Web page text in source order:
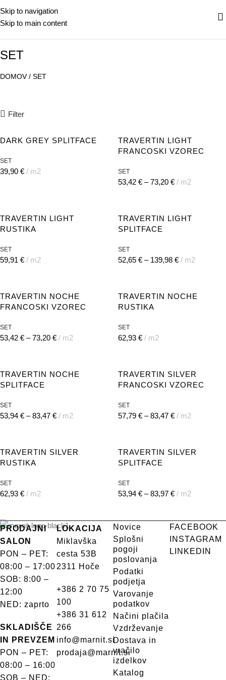
Skip to navigation
Skip to main content
SET
DOMOV/ SET
Filter
DARK GREY SPLITFACE
39,90 € m2
SET
TRAVERTIN LIGHT
FRANCOSKI VZOREC
53,42 € – 73,20 € m2
SET
TRAVERTIN LIGHT
RUSTIKA
59,91 € m2
SET
TRAVERTIN LIGHT
SPLITFACE
52,65 € – 139,98 € m2
SET
TRAVERTIN NOCHE
FRANCOSKI VZOREC
53,42 € – 73,20 € m2
SET
TRAVERTIN NOCHE
RUSTIKA
62,93 € m2
SET
TRAVERTIN NOCHE
SPLITFACE
53,94 € – 83,47 € m2
SET
TRAVERTIN SILVER
FRANCOSKI VZOREC
57,79 € – 83,47 € m2
SET
TRAVERTIN SILVER
RUSTIKA
62,93 € m2
SET
TRAVERTIN SILVER
SPLITFACE
53,94 € – 83,97 € m2
SET
PRODAJNI
SALON
PON – PET:
08:00 – 17:00
SOB: 8:00 –
12:00
NED: zaprto
SKLADIŠČE
IN PREVZEM
PON – PET:
08:00 – 16:00
SOB – NED:
LOKACIJA
Miklavška
cesta 53B
2311 Hoče
+386 2 70 75
100
+386 31 612
266
info@marnit.si
prodaja@marnit.si
Novice
Splošni
pogoji
poslovanja
Podatki
podjetja
Varovanje
podatkov
Načini plačila
Vzdrževanje
Dostava in
vračilo
izdelkov
Katalog
FACEBOOK
INSTAGRAM
LINKEDIN